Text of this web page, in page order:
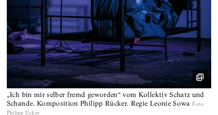
„Ich bin mir selber fremd geworden“ vom Kollektiv Schatz und
Schande. Komposition Philipp Rücker. Regie Leonie Sowa Foto:
Philipp Ücker